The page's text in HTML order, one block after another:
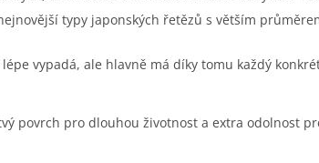
typy japonských řetězů s větším
vypadá, ale hlavně má díky tomu každý
povrch pro dlouhou životnost a extra odolnost